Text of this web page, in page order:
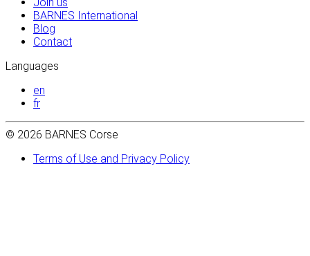
BARNES International
Blog
Contact
Languages
en
fr
© 2026 BARNES Corse
Terms of Use and Privacy Policy